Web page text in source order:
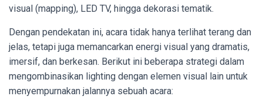
visual (mapping), LED TV, hingga dekorasi tematik.
Dengan pendekatan ini, acara tidak hanya terlihat terang dan
jelas, tetapi juga memancarkan energi visual yang dramatis,
imersif, dan berkesan. Berikut ini beberapa strategi dalam
mengombinasikan lighting dengan elemen visual lain untuk
menyempurnakan jalannya sebuah acara: